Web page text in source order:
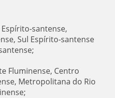
santense,
Sul Espírito-santense
Fluminense, Centro
Metropolitana do Rio